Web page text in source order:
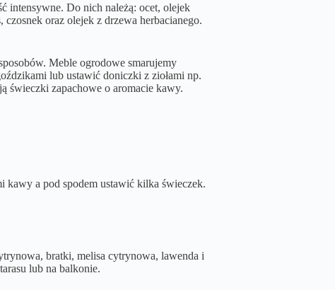
intensywne. Do nich należą: ocet, olejek
oraz olejek z drzewa herbacianego.
Meble ogrodowe smarujemy
lub ustawić doniczki z ziołami np.
świeczki zapachowe o aromacie kawy.
kawy a pod spodem ustawić kilka świeczek.
bratki, melisa cytrynowa, lawenda i
lub na balkonie.